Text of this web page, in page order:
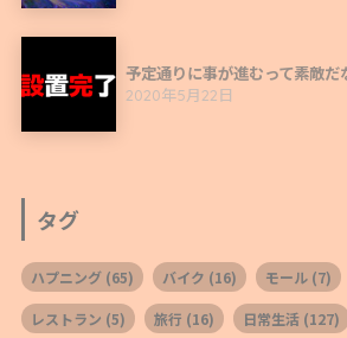
予定通りに事が進むって素敵だ
2020年5月22日
タグ
ハプニング(65) バイク (16) モール(7)
レストラン (5) 旅行 (16) 日常生活(127)